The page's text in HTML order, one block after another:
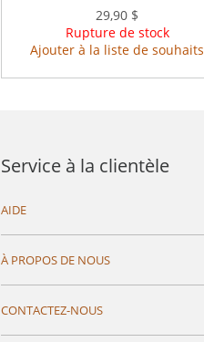
29,90 $
Rupture de stock
Ajouter à la liste de souhaits
Service à la clientèle
AIDE
À PROPOS DE NOUS
CONTACTEZ-NOUS